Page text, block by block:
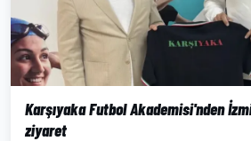
Karşıyaka Futbol Akademisi'nden
ziyaret